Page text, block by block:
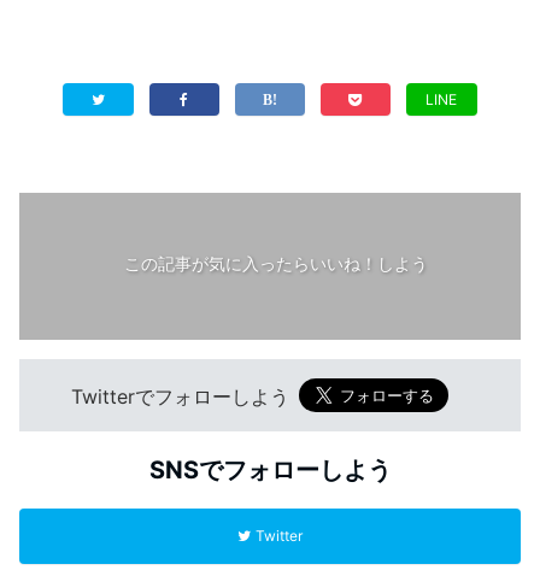
LINE
この記事が気に入ったらいいね！しよう
Twitterでフォローしよう
SNSでフォローしよう
Twitter